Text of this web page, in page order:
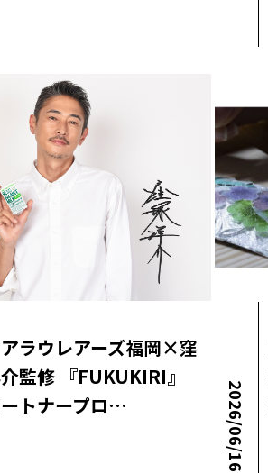
ラウレアーズ福岡×窪
監修 『FUKUKIRI』
トナープロ…
2026/06/16